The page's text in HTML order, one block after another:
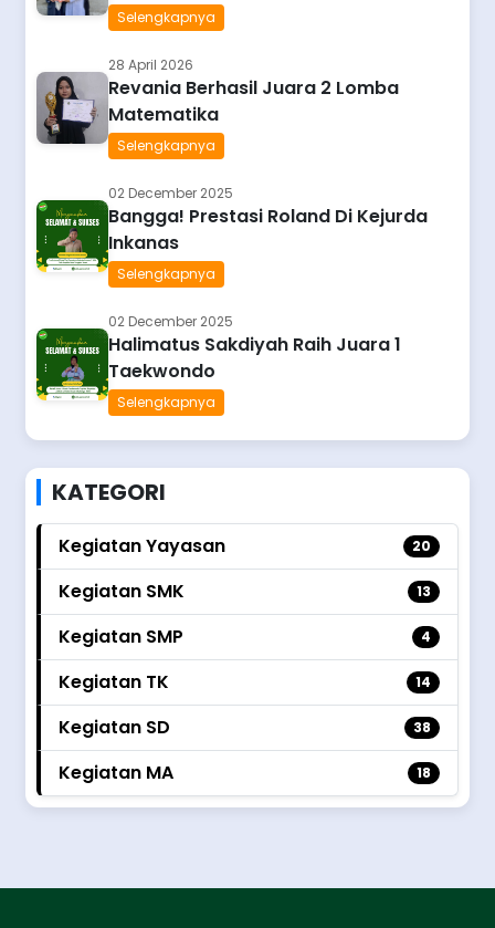
Selengkapnya
28 April 2026
Revania Berhasil Juara 2 Lomba
Matematika
Selengkapnya
02 December 2025
Bangga! Prestasi Roland Di Kejurda
Inkanas
Selengkapnya
02 December 2025
Halimatus Sakdiyah Raih Juara 1
Taekwondo
Selengkapnya
KATEGORI
Kegiatan Yayasan 20
Kegiatan SMK 13
Kegiatan SMP 4
Kegiatan TK 14
Kegiatan SD 38
Kegiatan MA 18